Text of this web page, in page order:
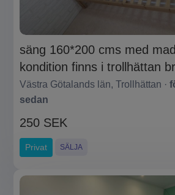
säng 160*200 cms med
kondition finns i trollhättan
Västra Götalands län, Trollhättan ·
sedan
250 SEK
Privat SÄLJA